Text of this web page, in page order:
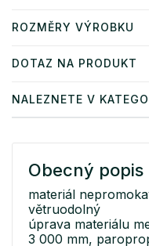
ROZMĚRY VÝROBKU
DOTAZ NA PRODUKT
NALEZNETE V
Obecný popis
materiál
větruodolný
úprava materiálu
3 000 mm,